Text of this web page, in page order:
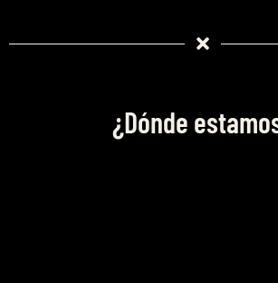
¿Dónde